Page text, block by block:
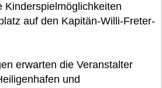
Kinderspielmöglichkeiten
auf den Kapitän-Willi-Freter-
erwarten die Veranstalter
und